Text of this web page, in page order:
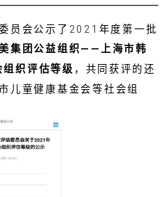
员会公示了2021年度第一批
集团公益组织——上海市韩
织评估等级 ，共同获评的还
儿童健康基金会等社会组